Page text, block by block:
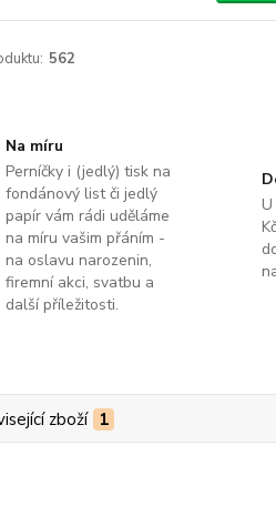
562
Na míru
Perníčky i (jedlý) tisk na
fondánový list či jedlý
papír vám rádi uděláme
na míru vašim přáním -
na oslavu narozenin,
firemní akci, svatbu a
další příležitosti.
zboží 1